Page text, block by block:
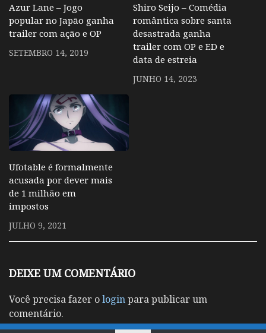
Azur Lane – Jogo
popular no Japão ganha
trailer com ação e OP
SETEMBRO 14, 2019
Shiro Seijo – Comédia
romântica sobre santa
desastrada ganha
trailer com OP e ED e
data de estreia
JUNHO 14, 2023
Ufotable é formalmente
acusada por dever mais
de 1 milhão em
impostos
JULHO 9, 2021
DEIXE UM COMENTÁRIO
Você precisa fazer ologinpara publicar um
comentário.